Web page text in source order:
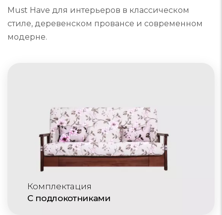
Комплектация
С подлокотниками
Must Have для интерьеров в классическом
стиле, деревенском провансе и современном
модерне.